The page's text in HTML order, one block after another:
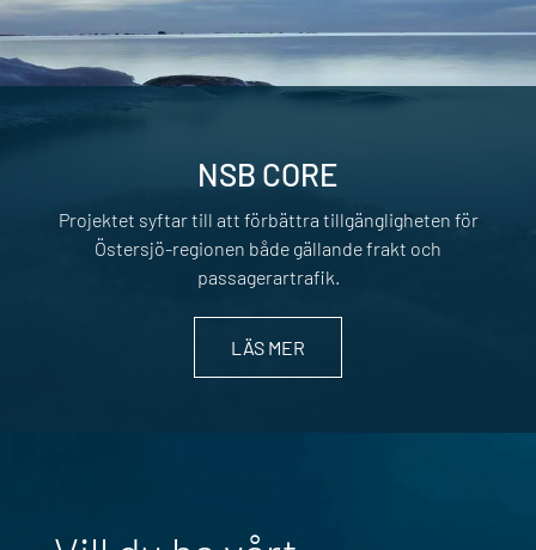
NSB CORE
Projektet syftar till att förbättra tillgängligheten för
Östersjö-regionen både gällande frakt och
passagerartrafik.
LÄS MER